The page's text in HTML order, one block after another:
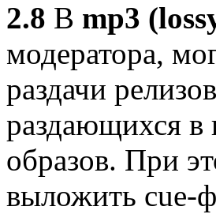
2.8 В mp3
модератора,
раздачи
раздающихся в
образов. При
выложить cue-